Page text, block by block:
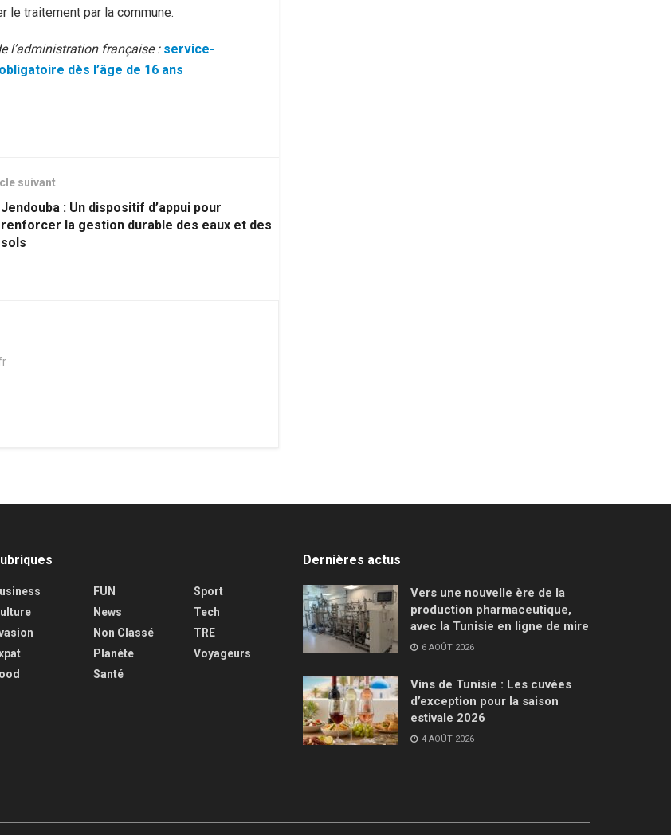
le traitement par la commune.
l’administration française : service-
dès l’âge de 16 ans
suivant
Jendouba : Un dispositif d’appui pour
renforcer la gestion durable des eaux et des
sols
FUN
News
Non Classé
Planète
Santé
Sport
Tech
TRE
Voyageurs
Dernières actus
Vers une nouvelle ère de la
production pharmaceutique,
avec la Tunisie en ligne de mire
6 AOÛT 2026
Vins de Tunisie : Les cuvées
d’exception pour la saison
estivale 2026
4 AOÛT 2026